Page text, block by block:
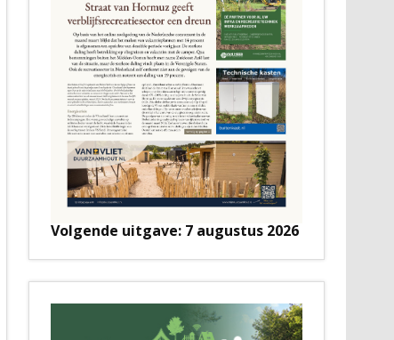
Volgende uitgave: 7 augustus 2026